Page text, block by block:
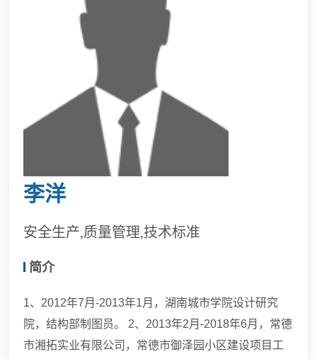
李洋
安全生产,质量管理,技术标准
简介
1、2012年7月-2013年1月，湖南城市学院设计研究
院，结构部制图员。 2、2013年2月-2018年6月，常德
市湘拓实业有限公司，常德市御泽园小区建设项目工